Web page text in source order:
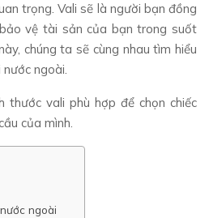
trọng. Vali sẽ là người bạn đồng
vệ tài sản của bạn trong suốt
chúng ta sẽ cùng nhau tìm hiểu
nước ngoài.
thước vali phù hợp để chọn chiếc
của mình.
ngoài